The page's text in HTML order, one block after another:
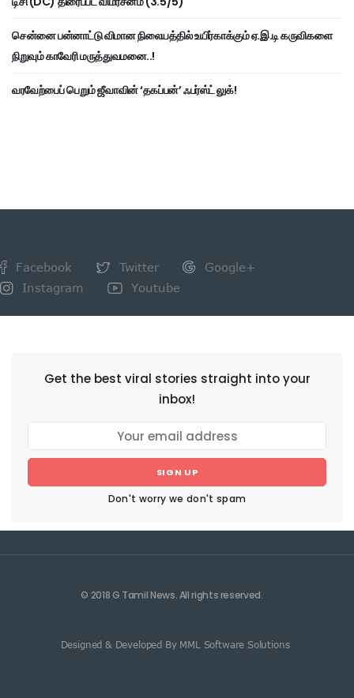
சென்னை பன்னாட்டு விமான நிலையத்தில் உயிர்காக்கும் ஏ.இ.டி கருவிகளை
நிறுவும் காவேரி மருத்துவமனை..!
வரவேற்பைப் பெறும் ஜீவாவின் ‘தகப்பன்’ ஃபர்ஸ்ட் லுக்!
Facebook Twitter
Google+
Instagram
Youtube
Get the best viral stories straight into your
inbox!
SIGN UP
Don't worry we don't spam
© 2018 G Tamil News. All rights reserved.
Designed & Developed By MML Software Solutions